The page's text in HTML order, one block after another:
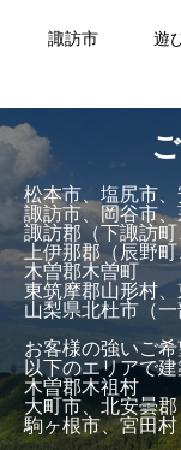
諏訪市 遊
松本市、塩尻市
諏訪市、岡谷市
諏訪郡（下諏訪町
上伊那郡（辰野
木曽郡木曽町
東筑摩郡山形村
山梨県北杜市（一
お客様の強いご
以下のエリアで
木曽郡木祖村
大町市、北安曇
駒ヶ根市、宮田村